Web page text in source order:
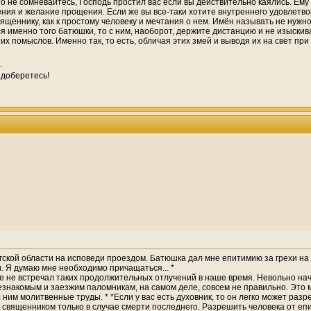
сомневайтесь, Господь простил вас если вы действительно каялись.
и желание прощения. Если же вы все-таки хотите внутреннего
как к простому человеку и мечтания о нем. Имён называть не
именно того батюшки, то с ним, наоборот, держите дистанцию и не
помыслов. Именно так, то есть, обличая этих змей и выводя их на
области на исповеди проездом. Батюшка дал мне епитимию за грехи
Я думаю мне необходимо причащаться... *
встречал таких продолжительных отлучений в наше время. Невольно
и заезжим паломникам, на самом деле, совсем не правильно. Это
молитвенные труды. * *Если у вас есть духовник, то он легко может
только в случае смерти последнего. Разрешить человека от